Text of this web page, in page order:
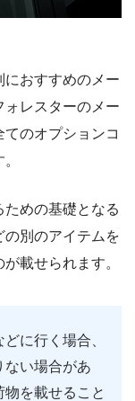
におすすめのメー
ォレスターのメー
のオプションコ
めの基礎となる
の別のアイテムを
載せられます。
に行く場合、
ない場合があ
を載せること